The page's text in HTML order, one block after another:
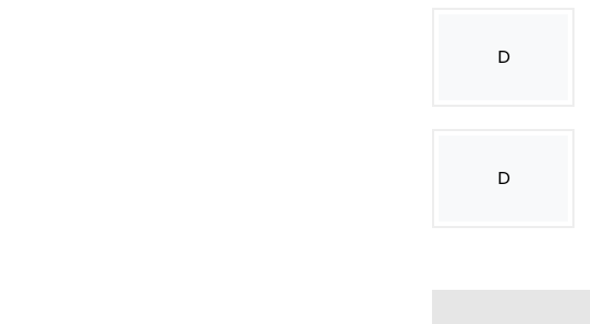
D
D